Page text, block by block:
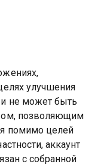
улучшения
не может быть
позволяющим
помимо целей
аккаунт
с собранной